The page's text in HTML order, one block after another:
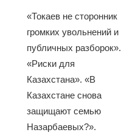
«Токаев не сторонник
громких увольнений и
публичных разборок».
«Риски для
Казахстана». «В
Казахстане снова
защищают семью
Назарбаевых?».